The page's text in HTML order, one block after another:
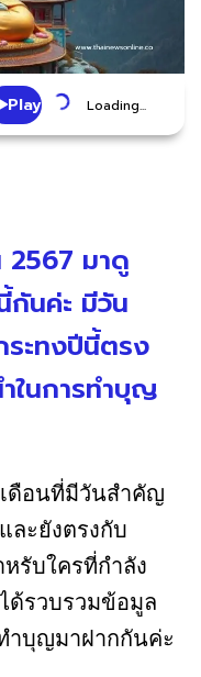
Play Loading...
มาดู
กันค่ะ มีวัน
ะทงปีนี้ตรง
ในการทำบุญ
ดือนที่มีวันสำคัญ
ละยังตรงกับ
รับใครที่กำลัง
ด้รวบรวมข้อมูล
ำบุญมาฝากกันค่ะ